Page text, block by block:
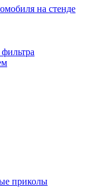
на стенде
приколы